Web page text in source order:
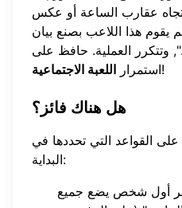
عقارب الساعة أو عكس
يقوم هذا اللاعب بصنع بيان
وتتكرر العملية. حافظ على
استمرار اللعبة الاجتماعية !
هل هناك فائز؟
على القواعد التي تحددها في
البداية:
أول شخص يضع جميع